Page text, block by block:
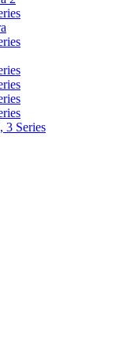
3 Series